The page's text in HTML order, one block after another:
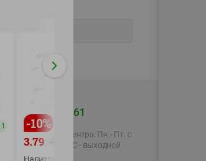
+375 44 560-60-61
Время работы Call-центра: Пн.- Пт. с
09.00 до 17.00, СБ, ВС - выходной
1 -10%
4.19
3.79 руб./шт